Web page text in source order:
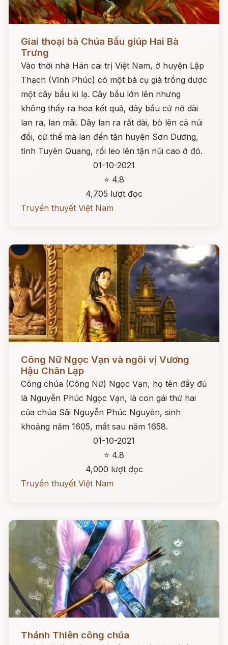
Giai thoại bà Chúa Bầu giúp Hai Bà
Trưng
Vào thời nhà Hán cai trị Việt Nam, ở huyện Lập
Thạch (Vĩnh Phúc) có một bà cụ già trồng dược
một cây bầu kì lạ. Cây bầu lớn lên nhưng
không thấy ra hoa kết quả, dây bầu cứ nở dài
lan ra, lan mãi. Dây lan ra rất dài, bò lên cả núi
đồi, cứ thế mà lan đến tận huyện Sơn Dương,
tỉnh Tuyên Quang, rồi leo lên tận núi cao ở đó.
01-10-2021
⭐ 4.8
4,705 lượt đọc
Truyền thuyết Việt Nam
Công Nữ Ngọc Vạn và ngôi vị Vương
Hậu Chân Lạp
Công chúa (Công Nữ) Ngọc Vạn, họ tên đầy đủ
là Nguyễn Phúc Ngọc Vạn, là con gái thứ hai
của chúa Sãi Nguyễn Phúc Nguyên, sinh
khoảng năm 1605, mất sau năm 1658.
01-10-2021
⭐ 4.8
4,000 lượt đọc
Truyền thuyết Việt Nam
Thánh Thiên công chúa